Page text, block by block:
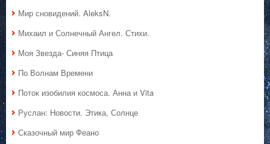
Мир сновидений. AleksN.
Михаил и Солнечный Ангел. Стихи.
Моя Звезда- Синяя Птица
По Волнам Времени
Поток изобилия космоса. Анна и Vita
Руслан: Новости. Этика, Солнце
Сказочный мир Феано